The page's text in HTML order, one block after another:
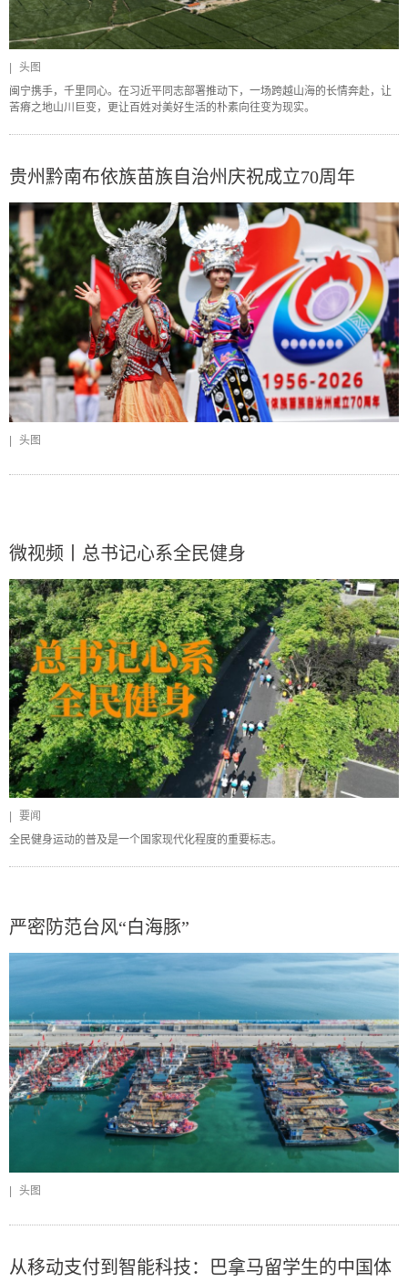
头图
闽宁携手，千里同心。在习近平同志部署推动下，一场跨越山海的长情奔赴，让
苦瘠之地山川巨变，更让百姓对美好生活的朴素向往变为现实。
贵州黔南布依族苗族自治州庆祝成立70周年
| 头图
微视频丨总书记心系全民健身
要闻
全民健身运动的普及是一个国家现代化程度的重要标志。
严密防范台风“白海豚”
头图
从移动支付到智能科技：巴拿马留学生的中国体